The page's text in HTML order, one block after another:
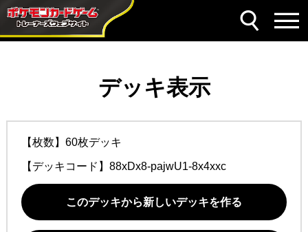
デッキ表示
【枚数】60枚デッキ
【デッキコード】 88xDx8-pajwU1-8x4xxc
このデッキから新しいデッキを作る